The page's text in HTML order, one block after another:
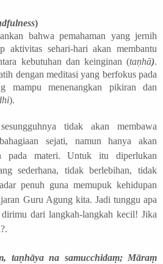
)
bahwa pemahaman yang jernih
aktivitas sehari-hari akan membantu
kebutuhan dan keinginan (taṇhā).
dengan meditasi yang berfokus pada
mampu menenangkan pikiran dan
).
tidak akan membawa
sejati, namun hanya akan
pada materi. Untuk itu diperlukan
sederhana, tidak berlebihan, tidak
penuh guna memupuk kehidupan
Guru Agung kita. Jadi tunggu apa
dari langkah-langkah kecil! Jika
taṇhāya na samucchidaṃ; Māraṃ